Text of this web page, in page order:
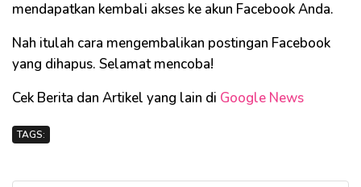
mendapatkan kembali akses ke akun Facebook Anda.
Nah itulah cara mengembalikan postingan Facebook
yang dihapus. Selamat mencoba!
Cek Berita dan Artikel yang lain di Google News
TAGS: